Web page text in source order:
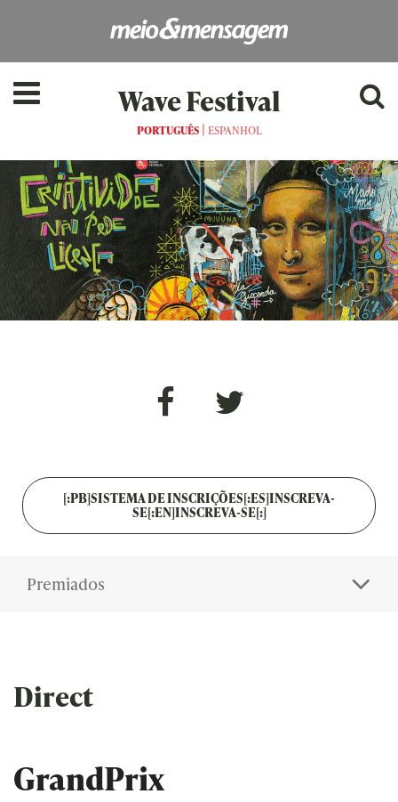
Wave Festival
PORTUGUÊS| ESPANHOL
[:PB]SISTEMA DE INSCRIÇÕES[:ES]INSCREVA-
SE[:EN]INSCREVA-SE[:]
Premiados
Direct
GrandPrix